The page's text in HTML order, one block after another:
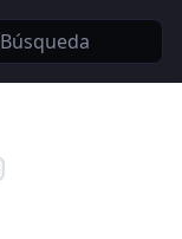
Búsqueda